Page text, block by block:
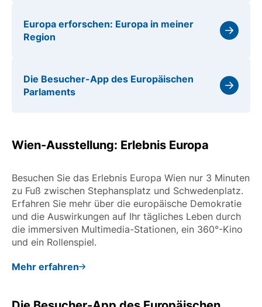
Europa erforschen: Europa in meiner
Region
Die Besucher-App des Europäischen
Parlaments
Wien-Ausstellung: Erlebnis Europa
Besuchen Sie das Erlebnis Europa Wien nur 3 Minuten
zu Fuß zwischen Stephansplatz und Schwedenplatz.
Erfahren Sie mehr über die europäische Demokratie
und die Auswirkungen auf Ihr tägliches Leben durch
die immersiven Multimedia-Stationen, ein 360°-Kino
und ein Rollenspiel.
Mehr erfahren